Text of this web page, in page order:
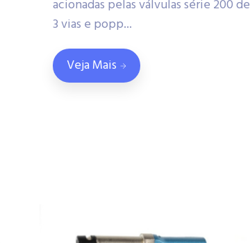
acionadas pelas válvulas série 200 de
3 vias e popp...
Veja Mais